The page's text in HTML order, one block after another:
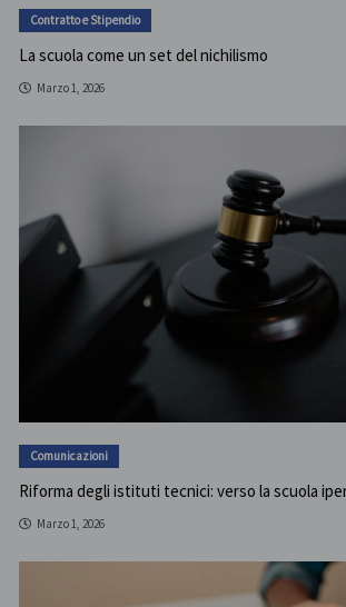
Contratto e Stipendio
La scuola come un set del nichilismo
Marzo 1, 2026
Comunicazioni
Riforma degli istituti tecnici: verso la scuola
Marzo 1, 2026